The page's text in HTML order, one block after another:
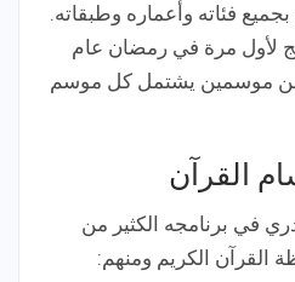
فئاته وأعماره وطبقاته.
لأول مرة في رمضان عام
من موسمين يشتمل كل موسم
القرآن
في برنامجه الكثير من
القرآن الكريم ومنهم: